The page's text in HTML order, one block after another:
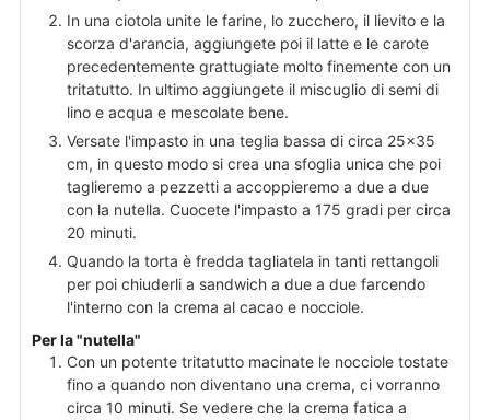
In una ciotola unite le farine, lo zucchero, il lievito e la
scorza d'arancia, aggiungete poi il latte e le carote
precedentemente grattugiate molto finemente con un
tritatutto. In ultimo aggiungete il miscuglio di semi di
lino e acqua e mescolate bene.
Versate l'impasto in una teglia bassa di circa 25×35
cm, in questo modo si crea una sfoglia unica che poi
taglieremo a pezzetti a accoppieremo a due a due
con la nutella. Cuocete l'impasto a 175 gradi per circa
20 minuti.
Quando la torta è fredda tagliatela in tanti rettangoli
per poi chiuderli a sandwich a due a due farcendo
l'interno con la crema al cacao e nocciole.
Per la "nutella"
Con un potente tritatutto macinate le nocciole tostate
fino a quando non diventano una crema, ci vorranno
circa 10 minuti. Se vedere che la crema fatica a